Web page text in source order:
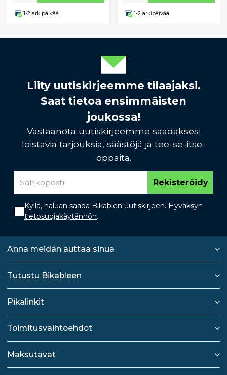
1-2 arkipäivää 1-2 arkipäivää
Liity uutiskirjeemme tilaajaksi.
Saat tietoa ensimmäisten
joukossa!
Vastaanota uutiskirjeemme saadaksesi
loistavia tarjouksia, säästöjä ja tee-se-itse-
oppaita.
Rekisteröidy
Kyllä, haluan saada Bikablen uutiskirjeen. Hyväksyn
tietosuojakäytännön.
Anna meidän auttaa sinua
Tutustu Bikableen
Pikalinkit
Toimitusvaihtoehdot
Maksutavat